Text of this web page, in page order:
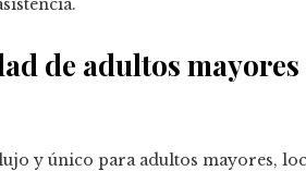
de adultos
y único para adultos mayores,